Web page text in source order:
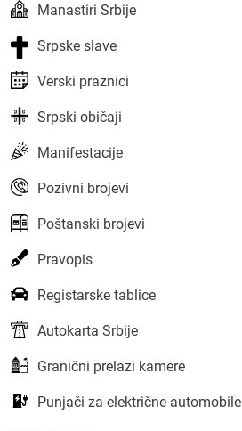
Manastiri Srbije
Srpske slave
Verski praznici
Srpski običaji
Manifestacije
Pozivni brojevi
Poštanski brojevi
Pravopis
Registarske tablice
Autokarta Srbije
Granični prelazi kamere
Punjači za električne automobile